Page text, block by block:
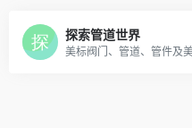
探索管道世界
美标阀门、管道、管件及